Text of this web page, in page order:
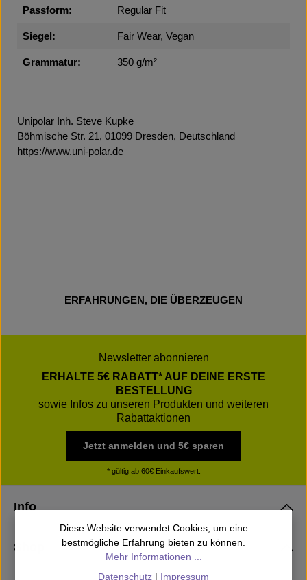
Passform: Regular Fit
Siegel: Fair Wear, Vegan
Grammatur: 350 g/m²
Unipolar Inh. Steve Kupke
Böhmische Str. 21, 01099 Dresden, Deutschland
https://www.uni-polar.de
ERFAHRUNGEN, DIE ÜBERZEUGEN
Newsletter abonnieren
ERHALTE 5€ RABATT* AUF DEINE ERSTE
BESTELLUNG
sowie Infos zu unseren Produkten und weiteren
Rabattaktionen
Jetzt anmelden und 5€ sparen
* gültig ab 60€ Einkaufswert.
Info
Shop
Diese Website verwendet Cookies, um eine
bestmögliche Erfahrung bieten zu können.
Mehr Informationen ...
Datenschutz | Impressum